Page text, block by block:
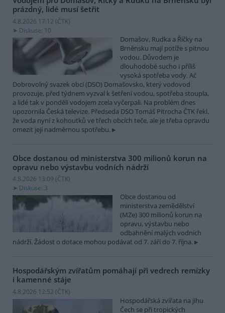
prázdný, lidé musí šetřit
4.8.2026 17:12 (ČTK)
Diskuse: 10
Domašov, Rudka a Říčky na
Brněnsku mají potíže s pitnou
vodou. Důvodem je
dlouhodobé sucho i příliš
vysoká spotřeba vody. Ač
Dobrovolný svazek obcí (DSO) Domašovsko, který vodovod
provozuje, před týdnem vyzval k šetření vodou, spotřeba stoupla,
a lidé tak v pondělí vodojem zcela vyčerpali. Na problém dnes
upozornila Česká televize. Předseda DSO Tomáš Pitrocha ČTK řekl,
že voda nyní z kohoutků ve třech obcích teče, ale je třeba opravdu
omezit její nadměrnou spotřebu.
Obce dostanou od ministerstva 300 milionů korun na
opravu nebo výstavbu vodních nádrží
4.8.2026 13:09 (ČTK)
Diskuse: 3
Obce dostanou od
ministerstva zemědělství
(MZe) 300 milionů korun na
opravu, výstavbu nebo
odbahnění malých vodních
nádrží. Žádost o dotace mohou podávat od 7. září do 7. října.
Hospodářským zvířatům pomáhají při vedrech remízky
i kamenné stáje
4.8.2026 12:52 (ČTK)
Hospodářská zvířata na jihu
Čech se při tropických